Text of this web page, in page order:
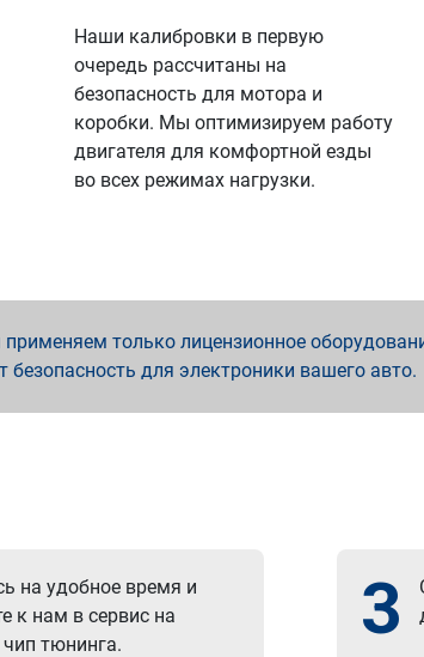
Наши калибровки в первую
очередь рассчитаны на
безопасность для мотора и
коробки. Мы оптимизируем работу
двигателя для комфортной езды
во всех режимах нагрузки.
только лицензионное
безопасность для электроники вашего авто.
на удобное время и
к нам в сервис на
чип тюнинга.
3